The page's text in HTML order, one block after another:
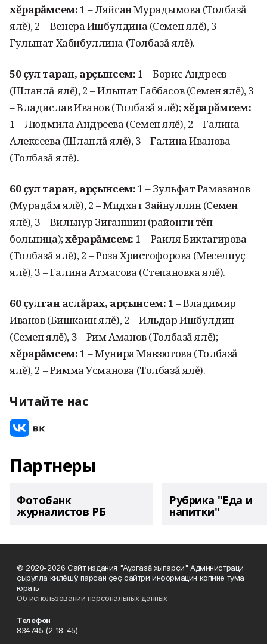
хĕрарăмсем: 1 – Ляйсан Мурадымова (Толбазă
ялĕ), 2 – Венера Ишбулдина (Семен ялĕ), 3 –
Гульшат Хаби­буллина (Толбазă ялĕ).
50 çул таран, арçынсем: 1 – Борис Андреев
(Шланлă ялĕ), 2 – Ильшат Габба­сов (Семен ялĕ), 3
– Владислав Иванов (Толбазă ялĕ);хĕрарăмсем:
1 – Людмила Андреева (Семен ялĕ), 2 – Галина
Алексеева (Шланлă ялĕ), 3 – Галина Иванова
(Толбазă ялĕ).
60 çул таран, арçынсем: 1 – Зульфат Рамазанов
(Мурадăм ялĕ), 2 – Мидхат За­йнуллин (Семен
ялĕ), 3 – Вильнур Зиганшин (районти тĕп
больница);хĕрарăмсем: 1 – Раиля Биктагирова
(Толбазă ялĕ), 2 – Роза Христофорова (Меселпуç
ялĕ), 3 – Га­лина Атмасова (Степановка ялĕ).
60 çултан аслăрах, арçынсем: 1 – Владимир
Иванов (Бишкаин ялĕ), 2 – Иль­дар Ишбулдин
(Семен ялĕ), 3 – Рим Аманов (Толбазă ялĕ);
хĕрарăмсем: 1 – Мунира Мавзютова (Толбазă
ялĕ), 2 – Римма Усманова (Толбазă ялĕ).
Читайте нас
Партнеры
Фотобанк
журналистов РБ
Рубрика "Еда и
напитки"
© 2020-2026 Сайт издания "Аургазă хыпарçи" Администраци
çырулла килĕшÿ парсан çеç сайтри информацин копине тума
юрать
Об использовании персональных данных
Телефон
834745 (2-18-45)